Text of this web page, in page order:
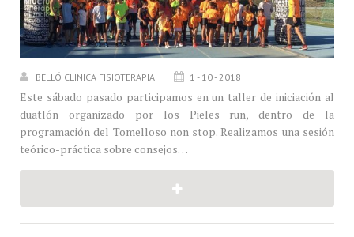
BELLÓ CLÍNICA FISIOTERAPIA 1 - 10 - 2018
Este sábado pasado participamos en un taller de iniciación al
duatlón organizado por los Pieles run, dentro de la
programación del Tomelloso non stop. Realizamos una sesión
teórico-práctica sobre consejos…